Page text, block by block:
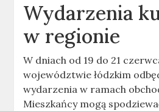
Wydarzenia
w regionie
W dniach od 19 do 21
województwie łódzkim
wydarzenia w ramach
Mieszkańcy mogą